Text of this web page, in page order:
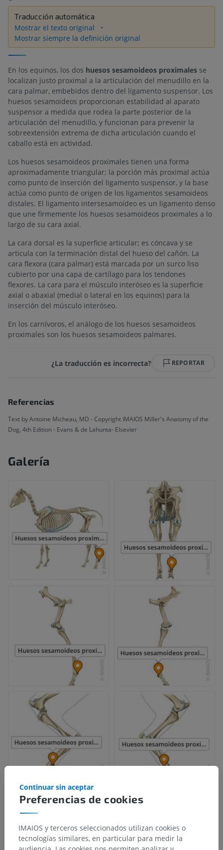
Traducción automática
Mostrar el texto original
Mostrar siempre la definición original
En los equinos, los dos huesos sesamoideos proximales se
localizan justo proximal a la articulación del menudillo en la
cara palmar, embebidos dentro del ligamento suspensor. Los
huesos sesamoideos proporcionan estabilidad al aparato
suspensor a medida que rodea la parte posterior de la
articulación del menudillo, y funcionan para prevenir la
sobreextensión extrema de dicha articulación cuando el
caballo está en actividad.
Los huesos sesamoideos proximales tienen una forma
aproximadamente triangular; la porción más proximal actúa
como punto de inserción del ligamento suspensor, y la base
actúa como punto de origen de los ligamentos sesamoideos
distales. El ligamento intersesamoídeo es un ligamento denso
que une firmemente los huesos sesamoideos proximales a lo
largo de su cara axial.
La cara dorsal es la superficie articular; es cóncava y se
articula con la terminación distal del hueso del cañón. La
cara flexora (cara palmar) está marcada por un surco liso
cubierto por una capa de cartílago para los tendones
flexores. La cara para el músculo interóseo es la superficie
axial o abaxial (medial o lateral en los equinos) para la
inserción del músculo interóseo.
En los carnívoros, el análogo de los huesos sesamoideos
proximales son los huesos sesamoideos palmares.
¿La traducción es incorrecta? REPORTAR
Referencias
Text by Antoine Micheau, MD - Copyright IMAIOS Miller's Anatomy of the
Dog, 4th Edition - Evans & de Lahunta- Elsevier
Galería
Preferencias de cookies
Continuar sin aceptar
IMAIOS y terceros seleccionados utilizan cookies o
tecnologías similares, en particular para medir la